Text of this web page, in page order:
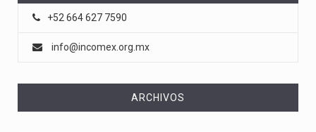
+52 664 627 7590
info@incomex.org.mx
ARCHIVOS